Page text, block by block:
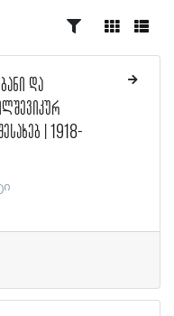
და
| 1918-